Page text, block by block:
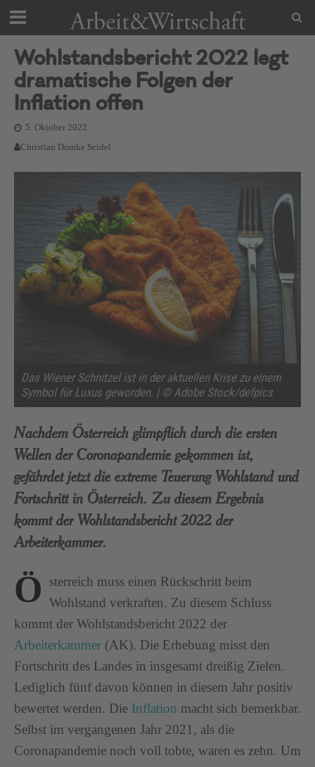
Wohlstandsbericht 2022 legt
dramatische Folgen der
Inflation offen
5. Oktober 2022
Christian Domke Seidel
Das Wiener Schnitzel ist in der aktuellen Krise zu einem
Symbol für Luxus geworden. | © Adobe Stock/defpics
Nachdem Österreich glimpflich durch die ersten
Wellen der Coronapandemie gekommen ist,
gefährdet jetzt die extreme Teuerung Wohlstand und
Fortschritt in Österreich. Zu diesem Ergebnis
kommt der Wohlstandsbericht 2022 der
Arbeiterkammer.
Ö
sterreich muss einen Rückschritt beim
Wohlstand verkraften. Zu diesem Schluss
kommt der Wohlstandsbericht 2022 der
Arbeiterkammer (AK). Die Erhebung misst den
Fortschritt des Landes in insgesamt dreißig Zielen.
Lediglich fünf davon können in diesem Jahr positiv
bewertet werden. Die Inflation macht sich bemerkbar.
Selbst im vergangenen Jahr 2021, als die
Coronapandemie noch voll tobte, waren es zehn. Um